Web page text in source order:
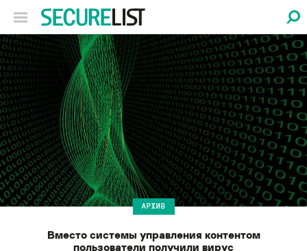
АРХИВ
Вместо системы управления контентом
пользователи получили вирус